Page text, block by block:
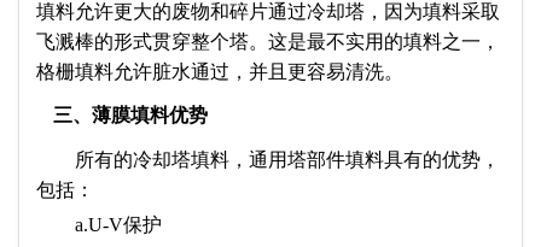
填料允许更大的废物和碎片通过冷却塔，因为填料采取
飞溅棒的形式贯穿整个塔。这是最不实用的填料之一，
格栅填料允许脏水通过，并且更容易清洗。
三、薄膜填料优势
所有的冷却塔填料，通用塔部件填料具有的优势，
包括：
a.U-V保护